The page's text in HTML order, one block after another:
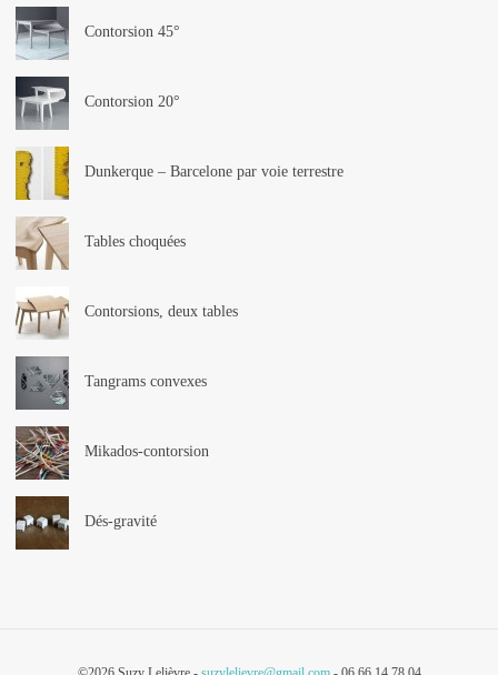
Contorsion 45°
Contorsion 20°
Dunkerque – Barcelone par voie terrestre
Tables choquées
Contorsions, deux tables
Tangrams convexes
Mikados-contorsion
Dés-gravité